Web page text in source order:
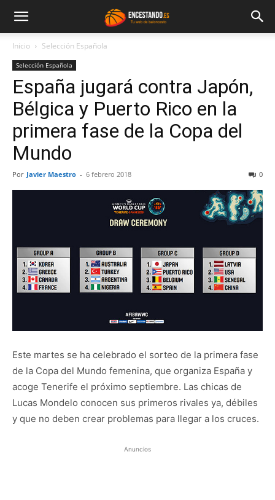
Inicio Selección Española
Selección Española
España jugará contra Japón,
Bélgica y Puerto Rico en la
primera fase de la Copa del
Mundo
Por Javier Maestro - 6 febrero 2018 0
Este martes se ha celebrado el sorteo de la primera fase
de la Copa del Mundo femenina, que organiza España y
acoge Tenerife el próximo septiembre. Las chicas de
Lucas Mondelo conocen sus primeros rivales ya, débiles
y que no deben crear problemas para llegar a los cruces.
Anuncios